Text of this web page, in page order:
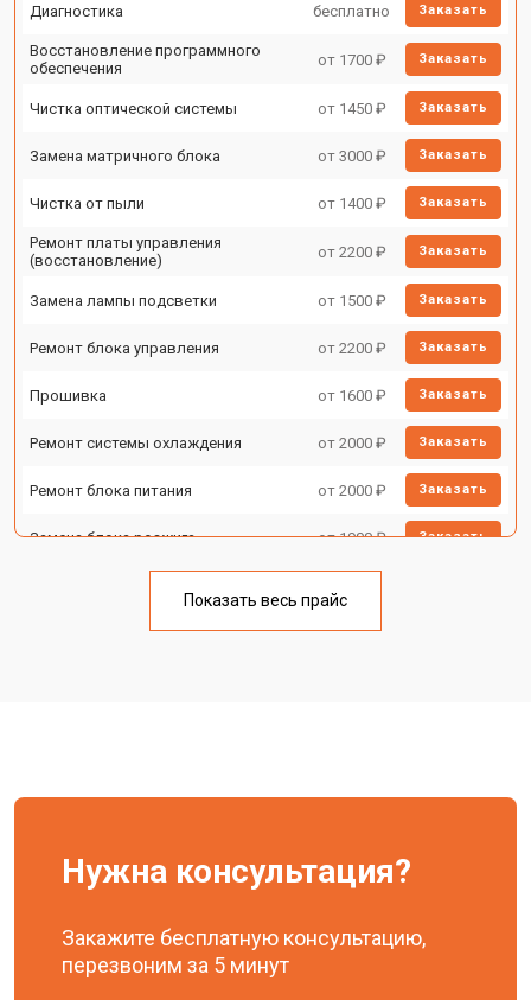
Диагностика бесплатно Заказать
Восстановление программного
обеспечения
от 1700 ₽ Заказать
Чистка оптической системы от 1450 ₽ Заказать
Замена матричного блока от 3000 ₽ Заказать
Чистка от пыли от 1400 ₽ Заказать
Ремонт платы управления
(восстановление)
от 2200 ₽ Заказать
Замена лампы подсветки от 1500 ₽ Заказать
Ремонт блока управления от 2200 ₽ Заказать
Прошивка от 1600 ₽ Заказать
Ремонт системы охлаждения от 2000 ₽ Заказать
Ремонт блока питания от 2000 ₽ Заказать
Замена блока розжига от 1900 ₽ Заказать
Показать весь прайс
Нужна консультация?
Закажите бесплатную консультацию,
перезвоним за 5 минут